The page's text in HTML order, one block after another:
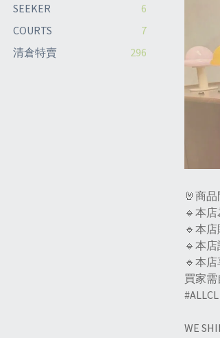
SEEKER
6
COURTS
7
清倉特賣
296
🤘商品
🔹本
🔹本
🔹本
🔹本
買家
WE